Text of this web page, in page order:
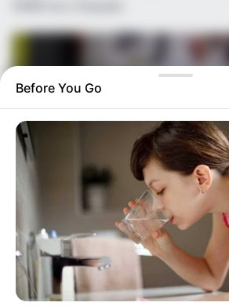
NT Επιμέλεια
Νίκος Γεωργίου
Δημοσίευση
Ελλάδα
Before You Go